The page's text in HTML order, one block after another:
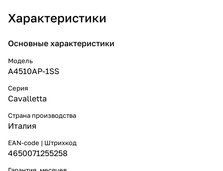
Характеристики
Основные характеристики
Модель
A4510AP-1SS
Серия
Cavalletta
Страна производства
Италия
EAN-code | Штрихкод
4650071255258